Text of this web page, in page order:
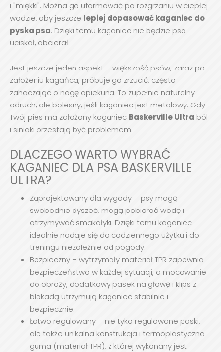
i "miękki". Można go uformować po rozgrzaniu w ciepłej
wodzie, aby jeszcze lepiej dopasować kaganiec do
pyska psa. Dzięki temu kaganiec nie będzie psa
uciskał, obcierał.
Jest jeszcze jeden aspekt – większość psów, zaraz po
założeniu kagańca, próbuje go zrzucić, często
zahaczając o nogę opiekuna. To zupełnie naturalny
odruch, ale bolesny, jeśli kaganiec jest metalowy. Gdy
Twój pies ma założony kaganiec Baskerville Ultra ból
i siniaki przestają być problemem.
DLACZEGO WARTO WYBRAĆ
KAGANIEC DLA PSA BASKERVILLE
ULTRA?
Zaprojektowany dla wygody – psy mogą
swobodnie dyszeć, mogą pobierać wodę i
otrzymywać smakołyki. Dzięki temu kaganiec
idealnie nadaje się do codziennego użytku i do
treningu niezależnie od pogody.
Bezpieczny – wytrzymały materiał TPR zapewnia
bezpieczeństwo w każdej sytuacji, a mocowanie
do obroży, dodatkowy pasek na głowę i klips z
blokadą utrzymują kaganiec stabilnie i
bezpiecznie.
Łatwo regulowany – nie tyko regulowane paski,
ale także unikalna konstrukcja i termoplastyczna
guma (materiał TPR), z której wykonany jest